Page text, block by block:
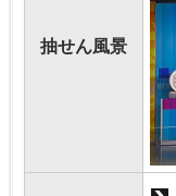
抽せん風景